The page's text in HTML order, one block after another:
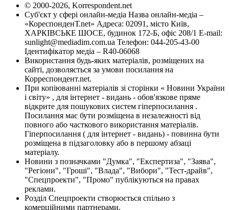
© 2000-2026, Korrespondent.net
Суб'єкт у сфері онлайн-медіа Назва онлайн-медіа –
«КореспонденТ.net» Адреса: 02091, місто Київ,
ХАРКІВСЬКЕ ШОСЕ, будинок 172-Б, офіс 208/1 E-mail:
sunlight@mediadim.com.ua Телефон: 044-205-43-00
Ідентифікатор медіа – R40-06068
Використання будь-яких матеріалів, розміщених на
сайті, дозволяється за умови посилання на
Корреспондент.net.
При копіюванні матеріалів зі сторінки « Новини України
і світу» , для інтернет - видань - обов'язкове пряме
відкрите для пошукових систем гіперпосилання .
Посилання має бути розміщена в незалежності від
повного або часткового використання матеріалів.
Гіперпосилання ( для інтернет - видань) - повинна бути
розміщена в підзаголовку або в першому абзаці
матеріалу.
Новини з позначками "Думка", "Експертиза", "Заява",
"Регіони", "Гроші", "Влада", "Вибори", "Тест-драйв",
"Спецпроекти", "Промо" публікуються на правах
реклами.
Розділ Спецпроекти створюється спільно з
комерційними партнерами.